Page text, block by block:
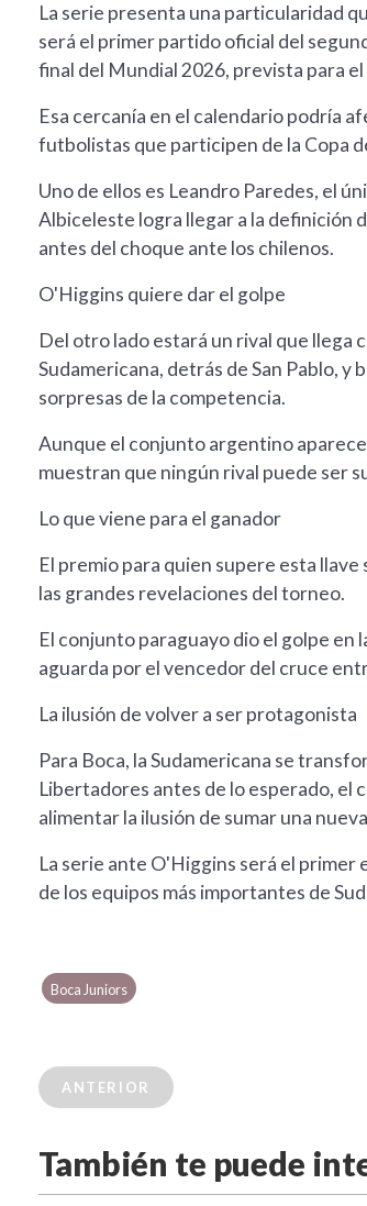
La serie presenta una particularidad
será el primer partido oficial del
final del Mundial 2026, prevista para el
Esa cercanía en el calendario podría
futbolistas que participen de la Copa
Uno de ellos es Leandro Paredes, el
Albiceleste logra llegar a la definición
antes del choque ante los chilenos.
O'Higgins quiere dar el golpe
Del otro lado estará un rival que llega
Sudamericana, detrás de San Pablo, y
sorpresas de la competencia.
Aunque el conjunto argentino
muestran que ningún rival puede ser
Lo que viene para el ganador
El premio para quien supere esta
las grandes revelaciones del torneo.
El conjunto paraguayo dio el golpe en
aguarda por el vencedor del cruce
La ilusión de volver a ser protagonista
Para Boca, la Sudamericana se
Libertadores antes de lo esperado, el
alimentar la ilusión de sumar una
La serie ante O'Higgins será el
de los equipos más importantes de
Boca Juniors
ANTERIOR
También te puede